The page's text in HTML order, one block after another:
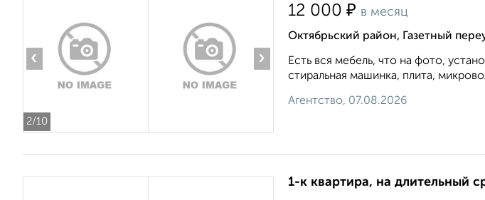
2/10
‹ ›
12 000 ₽ в месяц
Октябрьский район, Газетный
Есть вся мебель, что на фото,
стиральная машинка, плита,
Агентство, 07.08.2026
1-к квартира, на длительный